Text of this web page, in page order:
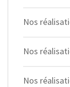
Nos
Nos
Nos